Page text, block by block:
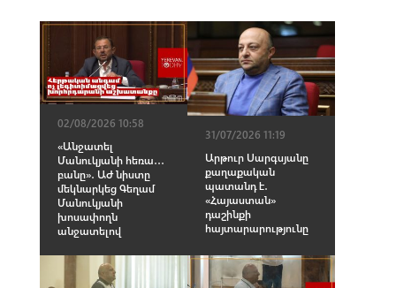
02/08/2026 10:58
«Անջատել
Մանուկյանի հեռա․․․
բանը»․ ԱԺ նիստը
մեկնարկեց Գեղամ
Մանուկյանի
խոսափողն
անջատելով
31/07/2026 11:19
Արթուր Սարգսյանը
քաղաքական
պատանդ է․
«Հայաստան»
դաշինքի
հայտարարությունը